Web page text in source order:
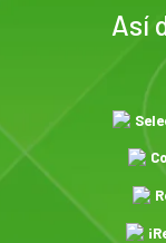
Así